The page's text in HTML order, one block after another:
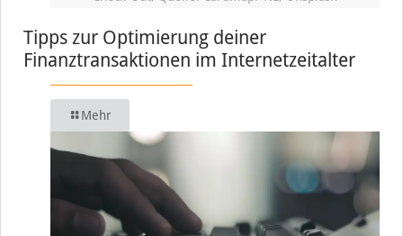
Tipps zur Optimierung deiner
Finanztransaktionen im Internetzeitalter
Mehr